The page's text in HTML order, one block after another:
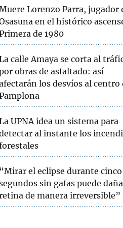
Lorenzo Parra, jugador
en el histórico
de 1980
calle Amaya se corta al
obras de asfaltado: así
los desvíos al centro
UPNA idea un sistema para
al instante los
“Mirar el eclipse durante cinco
sin gafas puede
de manera irreversible”